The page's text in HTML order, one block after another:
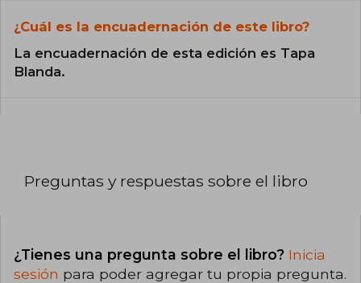
¿Cuál es la encuadernación de este libro?
La encuadernación de esta edición es Tapa
Blanda.
Preguntas y respuestas sobre el libro
¿Tienes una pregunta sobre el libro? Inicia
sesión para poder agregar tu propia pregunta.